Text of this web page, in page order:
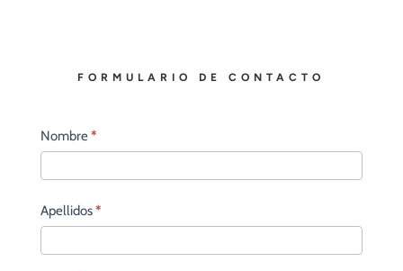
FORMULARIO DE CONTACTO
Contacto
principal
Nombre*
Apellidos*